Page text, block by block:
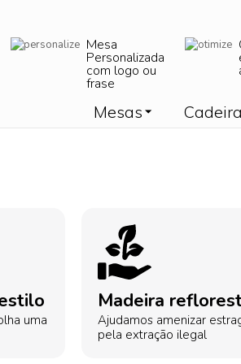
Mesa
Personalizada
com logo ou
frase
Mesas
uma
Madeira
Ajudamos amenizar
pela extração ilegal